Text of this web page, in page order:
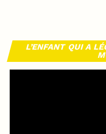
L’ENFANT QUI A